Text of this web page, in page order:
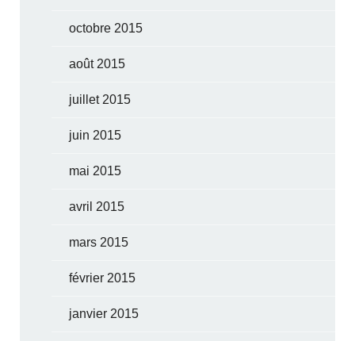
octobre 2015
août 2015
juillet 2015
juin 2015
mai 2015
avril 2015
mars 2015
février 2015
janvier 2015